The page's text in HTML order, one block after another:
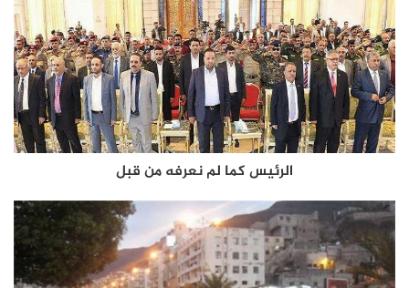
الرئيس كما لم نعرفه من قبل